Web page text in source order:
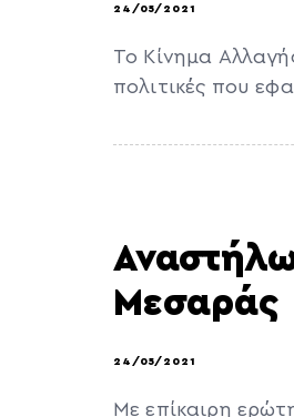
24/05/2021
Το Κίνημα
πολιτικές που
Μεσαράς
24/05/2021
Με επίκαιρη